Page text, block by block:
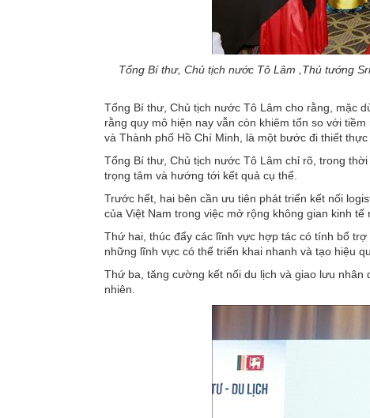
Tổng Bí thư, Chủ tịch nước Tô Lâm ,Thủ tướng
Tổng Bí thư, Chủ tịch nước Tô Lâm cho rằng, mặc
rằng quy mô hiện nay vẫn còn khiêm tốn so với
và Thành phố Hồ Chí Minh, là một bước đi thiết
Tổng Bí thư, Chủ tịch nước Tô Lâm chỉ rõ, trong
trọng tâm và hướng tới kết quả cụ thể.
Trước hết, hai bên cần ưu tiên phát triển kết nối
của Việt Nam trong việc mở rộng không gian kinh tế
Thứ hai, thúc đẩy các lĩnh vực hợp tác có tính bổ
những lĩnh vực có thể triển khai nhanh và tạo hiệu
Thứ ba, tăng cường kết nối du lịch và giao lưu
nhiên.